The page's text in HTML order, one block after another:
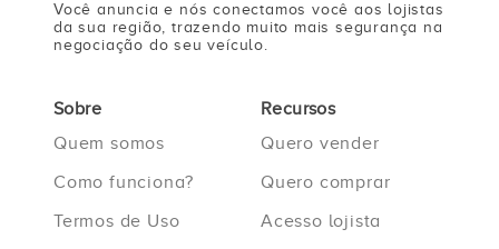
Você anuncia e nós conectamos você aos lojistas
da sua região, trazendo muito mais segurança na
negociação do seu veículo.
Sobre
Quem somos
Como funciona?
Termos de Uso
Recursos
Quero vender
Quero comprar
Acesso lojista